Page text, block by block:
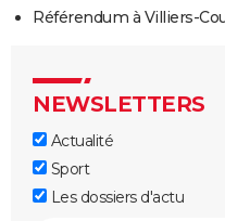
Référendum à Villiers-
NEWSLETTERS
Actualité
Sport
Les dossiers d'actu